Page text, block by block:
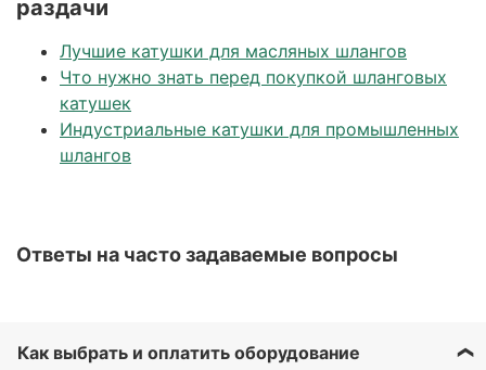
раздачи
Лучшие катушки для масляных шлангов
Что нужно знать перед покупкой шланговых
катушек
Индустриальные катушки для промышленных
шлангов
Ответы на часто задаваемые вопросы
Как выбрать и оплатить оборудование